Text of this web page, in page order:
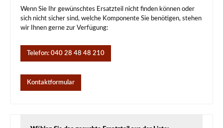
Wenn Sie Ihr gewünschtes Ersatzteil nicht finden können oder
sich nicht sicher sind, welche Komponente Sie benötigen, stehen
wir Ihnen gerne zur Verfügung:
Telefon: 040 28 48 48 210
Kontaktformular